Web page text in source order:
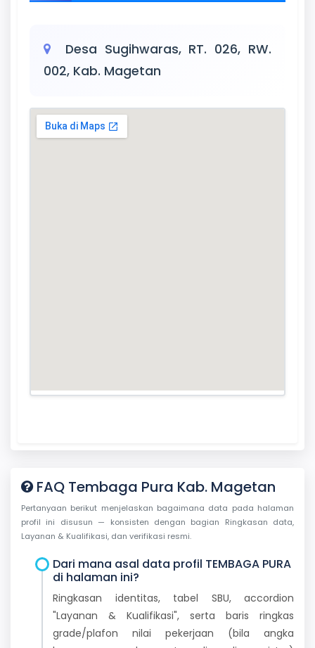
Desa Sugihwaras, RT. 026, RW.
002, Kab. Magetan
FAQ Tembaga Pura Kab. Magetan
Pertanyaan berikut menjelaskan bagaimana data pada halaman
profil ini disusun — konsisten dengan bagian Ringkasan data,
Layanan & Kualifikasi, dan verifikasi resmi.
Dari mana asal data profil TEMBAGA PURA
di halaman ini?
Ringkasan identitas, tabel SBU, accordion
"Layanan & Kualifikasi", serta baris ringkas
grade/plafon nilai pekerjaan (bila angka